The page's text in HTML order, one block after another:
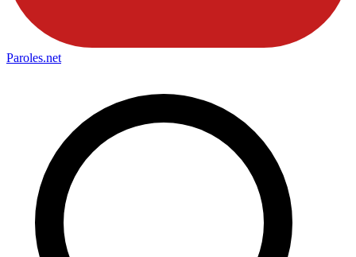
Paroles.net